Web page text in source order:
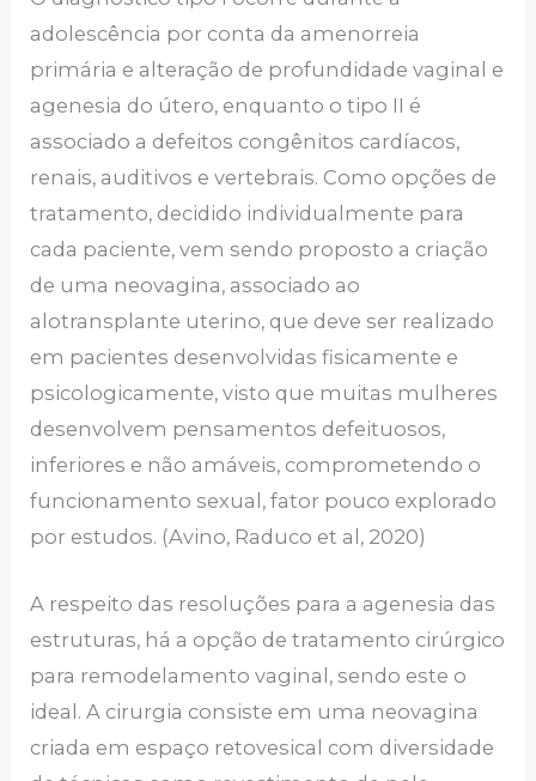
adolescência por conta da amenorreia
primária e alteração de profundidade vaginal e
agenesia do útero, enquanto o tipo II é
associado a defeitos congênitos cardíacos,
renais, auditivos e vertebrais. Como opções de
tratamento, decidido individualmente para
cada paciente, vem sendo proposto a criação
de uma neovagina, associado ao
alotransplante uterino, que deve ser realizado
em pacientes desenvolvidas fisicamente e
psicologicamente, visto que muitas mulheres
desenvolvem pensamentos defeituosos,
inferiores e não amáveis, comprometendo o
funcionamento sexual, fator pouco explorado
por estudos. (Avino, Raduco et al, 2020)
A respeito das resoluções para a agenesia das
estruturas, há a opção de tratamento cirúrgico
para remodelamento vaginal, sendo este o
ideal. A cirurgia consiste em uma neovagina
criada em espaço retovesical com diversidade